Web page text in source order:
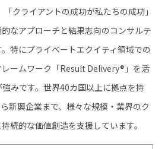
クライアントの成功が私たちの成功」
なアプローチと結果志向のコンサルテ
特にプライベートエクイティ領域での
レームワーク「Result Delivery®」を活
みです。世界40カ国以上に拠点を持
新興企業まで、様々な規模・業界のク
続的な価値創造を支援しています。